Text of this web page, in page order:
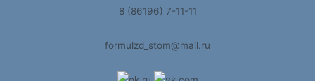
8 (86196) 7-11-11
formulzd_stom@mail.ru